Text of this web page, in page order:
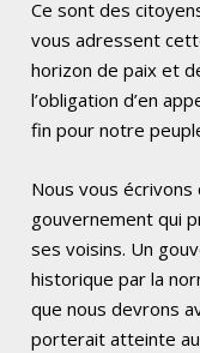
Ce sont des
vous adressent
horizon de paix et
l’obligation d’en
fin pour notre
Nous vous
gouvernement qui
ses voisins. Un
historique par la
que nous devrons
porterait atteinte au